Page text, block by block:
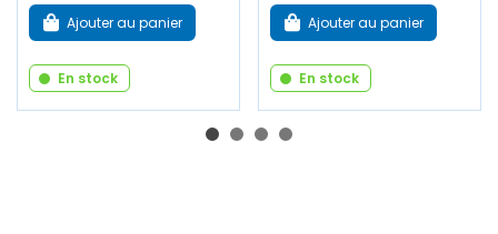
Ajouter au panier
En stock
Ajouter au panier
En stock